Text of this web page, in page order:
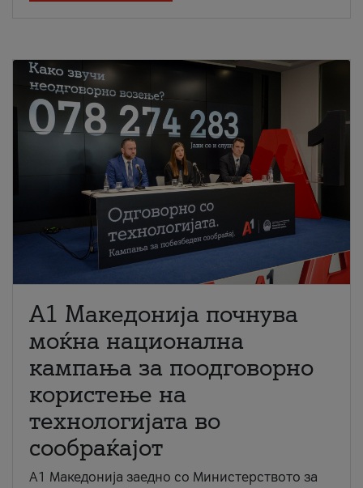
A1 Македонија почнува
моќна национална
кампања за поодговорно
користење на
технологијата во
сообраќајот
A1 Македонија заедно со Министерството за